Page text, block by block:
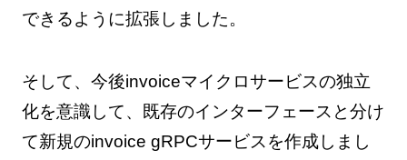
できるように拡張しました。
そして、今後invoiceマイクロサービスの独立
化を意識して、既存のインターフェースと分け
て新規のinvoice gRPCサービスを作成しまし